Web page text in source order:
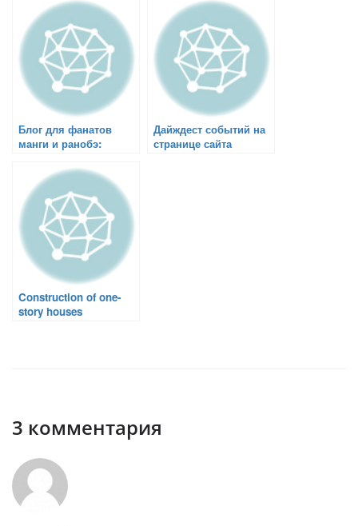
тюнинге автомобилей
Блог для фанатов
манги и ранобэ:
фантастическим
миром
Дайждест событий на
странице сайта
Construction of one-
story houses
3 комментария